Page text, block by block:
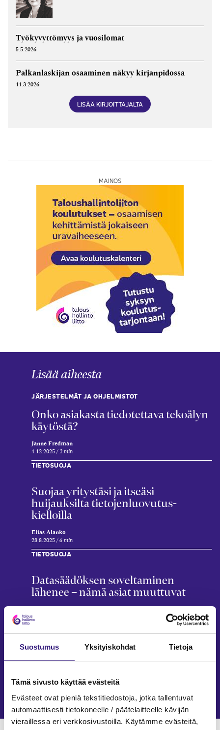
Suostumus Yksityiskohdat Tietoja
Tämä sivusto käyttää evästeitä
Evästeet ovat pieniä tekstitiedostoja, jotka tallentuvat
automaattisesti tietokoneelle / päätelaitteelle kävijän
vieraillessa eri verkkosivustoilla. Käytämme evästeitä,
Työkyvyttömyys ja vuosilomat
5.5.2026
Palkanlaskijan osaaminen näkyy kirjanpidossa
11.3.2026
LISÄÄ KIRJOITTAJALTA
MAINOS
Lisää aiheesta
JÄRJESTELMÄT JA OHJELMISTOT
Onko asiakasta tiedotettava tekoälyn
käytöstä?
Janne Fredman
4.12.2025 2 min
TIETOSUOJA
Suojaa yritystäsi ja itseäsi
huijauksilta tietojen­luovutus­
kielloilla
Elias Alanko
28.8.2025 6 min
TIETOSUOJA
Datasäädöksen soveltaminen
lähenee – nämä asiat muuttuvat
5.5.2025
Henkilö­tietojen käsittelyn
Janne Fredman, Eija Männistö
8 min